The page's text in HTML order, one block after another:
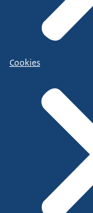
Cookies